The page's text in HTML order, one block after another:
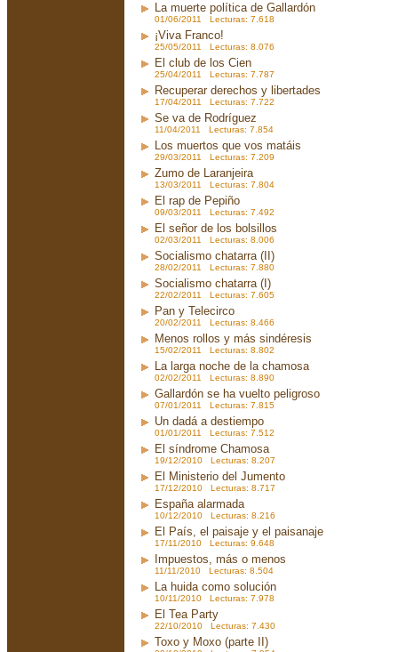
La muerte política de Gallardón
01/06/2011 Lecturas: 7.618
¡Viva Franco!
25/05/2011 Lecturas: 8.076
El club de los Cien
25/04/2011 Lecturas: 7.787
Recuperar derechos y libertades
17/04/2011 Lecturas: 7.722
Se va de Rodríguez
11/04/2011 Lecturas: 7.854
Los muertos que vos matáis
29/03/2011 Lecturas: 7.209
Zumo de Laranjeira
13/03/2011 Lecturas: 7.804
El rap de Pepiño
09/03/2011 Lecturas: 7.492
El señor de los bolsillos
02/03/2011 Lecturas: 8.006
Socialismo chatarra (II)
28/02/2011 Lecturas: 7.880
Socialismo chatarra (I)
22/02/2011 Lecturas: 7.605
Pan y Telecirco
20/02/2011 Lecturas: 8.466
Menos rollos y más sindéresis
15/02/2011 Lecturas: 8.802
La larga noche de la chamosa
02/02/2011 Lecturas: 8.890
Gallardón se ha vuelto peligroso
07/01/2011 Lecturas: 7.815
Un dadá a destiempo
01/01/2011 Lecturas: 7.512
El síndrome Chamosa
19/12/2010 Lecturas: 8.207
El Ministerio del Jumento
17/12/2010 Lecturas: 8.717
España alarmada
10/12/2010 Lecturas: 8.216
El País, el paisaje y el paisanaje
17/11/2010 Lecturas: 9.648
Impuestos, más o menos
11/11/2010 Lecturas: 8.504
La huida como solución
10/11/2010 Lecturas: 7.978
El Tea Party
22/10/2010 Lecturas: 7.430
Toxo y Moxo (parte II)